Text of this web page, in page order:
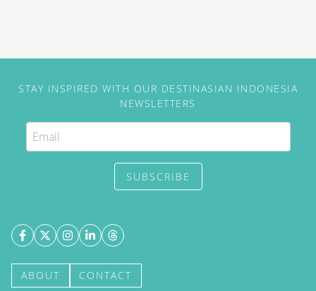
STAY INSPIRED WITH OUR DESTINASIAN INDONESIA
NEWSLETTERS
SUBSCRIBE
ABOUT CONTACT